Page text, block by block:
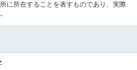
に所在することを表すものであり、実際